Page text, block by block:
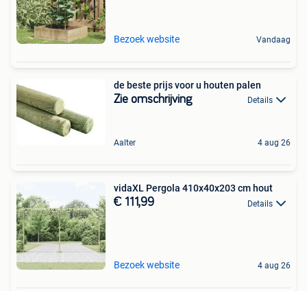
Bezoek website Vandaag
de beste prijs voor u houten palen
Zie omschrijving Details
Aalter 4 aug 26
vidaXL Pergola 410x40x203 cm hout
€ 111,99 Details
Bezoek website 4 aug 26